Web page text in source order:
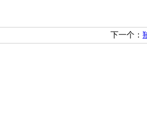
下一个：